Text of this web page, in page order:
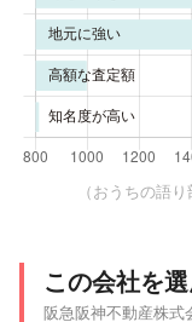
（おうちの語
この会社を
阪急阪神不動産株式